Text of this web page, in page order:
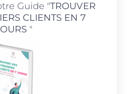
Guide "TROUVER
CLIENTS EN 7
"